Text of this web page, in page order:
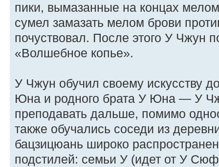
пики, вымазанные на концах
сумел замазать мелом брови
почуствовал. После этого У Чжун
«Волшебное копье».
У Чжун обучил своему искусству
Юна и родного брата У Юна — У
преподавать дальше, помимо
также обучались соседи из
бацзицюань широко
подстилей: семьи У (идет от У